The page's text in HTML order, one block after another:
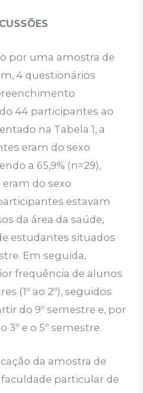
por uma amostra de
4 questionários
44 participantes ao
na Tabela 1, a
eram do sexo
a 65,9% (n=29),
eram do sexo
estavam
da área da saúde,
estudantes situados
Em seguida,
frequência de alunos
(1º ao 2º), seguidos
do 9º semestre e, por
e o 5º semestre.
da amostra de
particular de